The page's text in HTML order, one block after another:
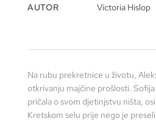
AUTOR Victoria Hislop
Na rubu prekretnice u životu,
otkrivanju majčine prošlosti.
pričala o svom djetinjstvu ništa,
Kretskom selu prije nego je